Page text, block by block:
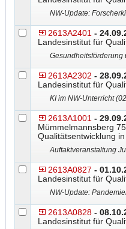
NW-Update:
2613A2401 -
Landesinstitut für
Gesundheitsförderung
2613A2302 -
Landesinstitut für
KI im NW-Unterricht
2613A1001 -
Mümmelmannsberg
Qualitätsentwicklung
Auftaktveranstaltung
2613A0827 -
Landesinstitut für
NW-Update:
2613A0828 -
Landesinstitut für